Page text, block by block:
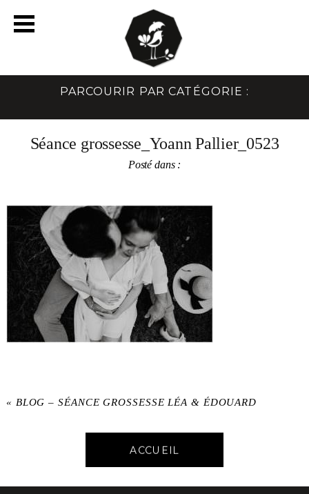
PARCOURIR PAR CATÉGORIE :
Séance grossesse_Yoann Pallier_0523
Posté dans :
« BLOG – SÉANCE GROSSESSE LÉA & ÉDOUARD
ACCUEIL